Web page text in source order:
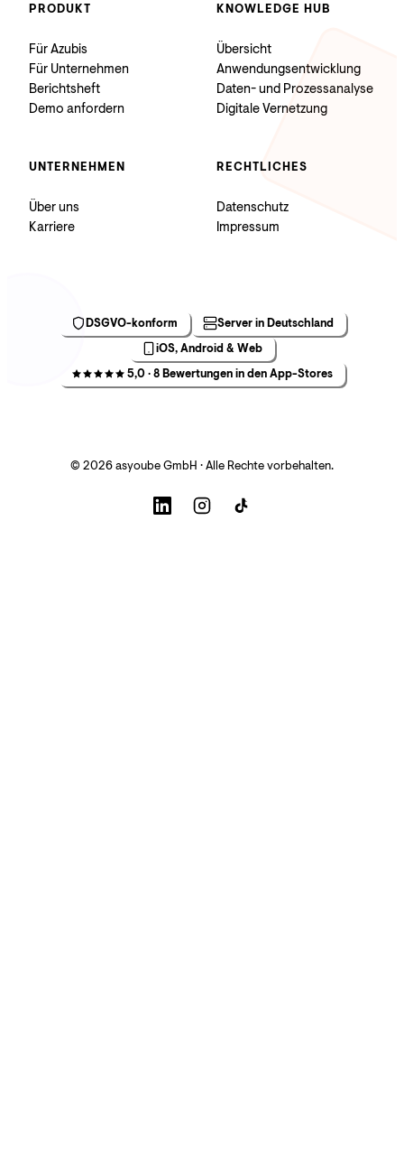
PRODUKT
Für Azubis
Für Unternehmen
Berichtsheft
Demo anfordern
KNOWLEDGE HUB
Übersicht
Anwendungsentwicklung
Daten- und Prozessanalyse
Digitale Vernetzung
UNTERNEHMEN
Über uns
Karriere
RECHTLICHES
Datenschutz
Impressum
DSGVO-konform
Server in Deutschland
iOS, Android & Web
5,0 · 8 Bewertungen in den App-Stores
© 2026 asyoube GmbH · Alle Rechte vorbehalten.